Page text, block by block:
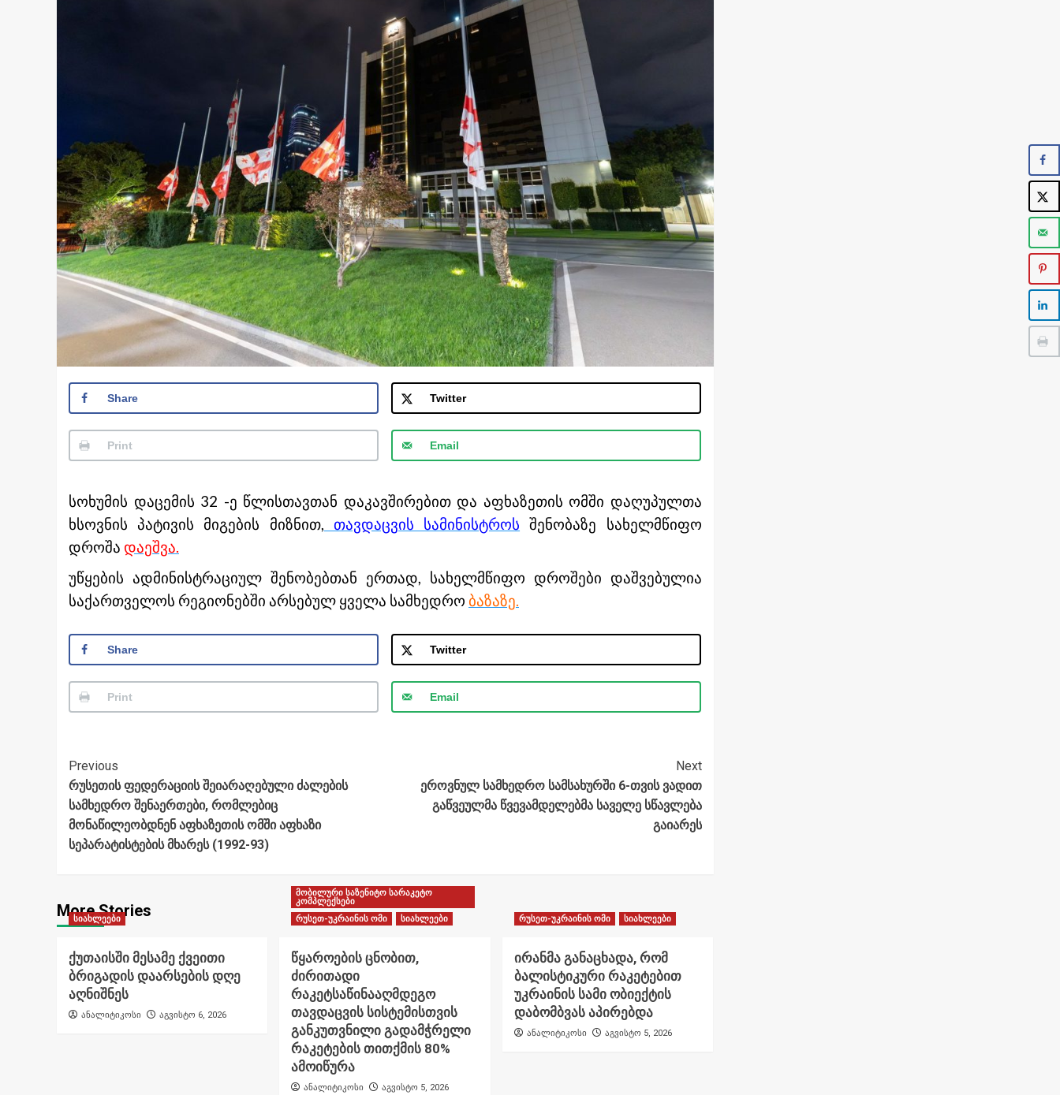
Share Twitter
Print Email
სოხუმის დაცემის 32 -ე წლისთავთან დაკავშირებით და აფხაზეთის ომში დაღუპულთა
ხსოვნის პატივის მიგების მიზნით, თავდაცვის სამინისტროს შენობაზე სახელმწიფო
დროშა დაეშვა.
უწყების ადმინისტრაციულ შენობებთან ერთად, სახელმწიფო დროშები დაშვებულია
საქართველოს რეგიონებში არსებულ ყველა სამხედრო ბაზაზე.
Share Twitter
Print Email
Post
Navigation
Previous
რუსეთის ფედერაციის შეიარაღებული ძალების
სამხედრო შენაერთები, რომლებიც
მონაწილეობდნენ აფხაზეთის ომში აფხაზი
სეპარატისტების მხარეს (1992-93)
Next
ეროვნულ სამხედრო სამსახურში 6-თვის ვადით
გაწვეულმა წვევამდელებმა საველე სწავლება
გაიარეს
More Stories
სიახლეები
ქუთაისში მესამე ქვეითი
ბრიგადის დაარსების დღე
აღნიშნეს
ანალიტიკოსი აგვისტო 6, 2026
მობილური საზენიტო სარაკეტო
კომპლექსები
რუსეთ-უკრაინის ომი
სიახლეები
წყაროების ცნობით,
ძირითადი
რაკეტსაწინააღმდეგო
თავდაცვის სისტემისთვის
განკუთვნილი გადამჭრელი
რაკეტების თითქმის 80%
ამოიწურა
ანალიტიკოსი აგვისტო 5, 2026
რუსეთ-უკრაინის ომი სიახლეები
ირანმა განაცხადა, რომ
ბალისტიკური რაკეტებით
უკრაინის სამი ობიექტის
დაბომბვას აპირებდა
ანალიტიკოსი აგვისტო 5, 2026